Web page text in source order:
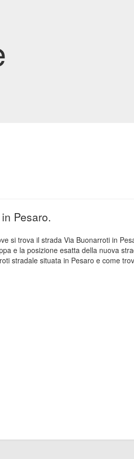
Pesaro.
si trova il strada Via Buonarroti in
e la posizione esatta della nuova
stradale situata in Pesaro e come